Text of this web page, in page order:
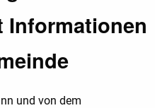
Informationen
und von dem